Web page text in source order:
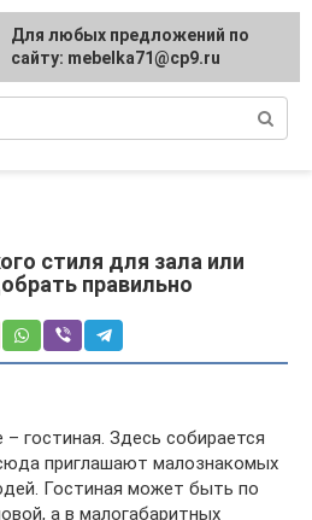
мебель
стиля для зала или
правильно
гостиная. Здесь собирается
приглашают малознакомых
Гостиная может быть по
а в малогабаритных
Для любых предложений по
сайту: mebelka71@cp9.ru